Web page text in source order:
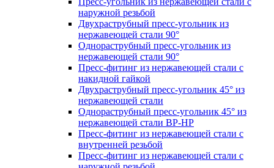
наружной резьбой
Двухраструбный пресс-угольник из
нержавеющей стали 90°
Однораструбный пресс-угольник из
нержавеющей стали 90°
Пресс-фитинг из нержавеющей стали с
накидной гайкой
Двухраструбный пресс-угольник 45° из
нержавеющей стали
Однораструбный пресс-угольник 45° из
нержавеющей стали ВР-НР
Пресс-фитинг из нержавеющей стали с
внутренней резьбой
Пресс-фитинг из нержавеющей стали с